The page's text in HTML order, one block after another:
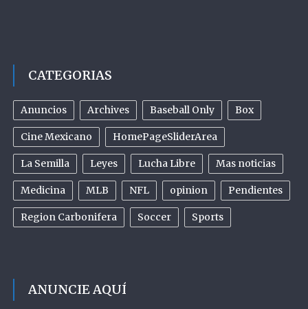
CATEGORIAS
Anuncios Archives Baseball Only Box
Cine Mexicano HomePageSliderArea
La Semilla Leyes Lucha Libre Mas noticias
Medicina MLB NFL opinion Pendientes
Region Carbonifera Soccer Sports
ANUNCIE AQUÍ